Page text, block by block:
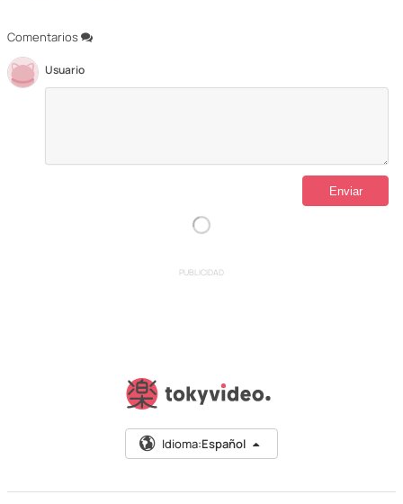
Comentarios
Usuario
PUBLICIDAD
Idioma:Español